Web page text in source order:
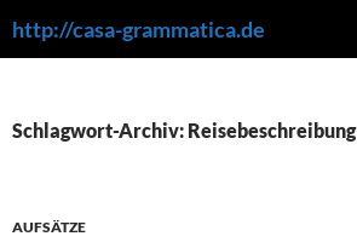
Inhalt
http://casa-grammatica.de
Schlagwort-Archiv: Reisebeschreibung
AUFSÄTZE